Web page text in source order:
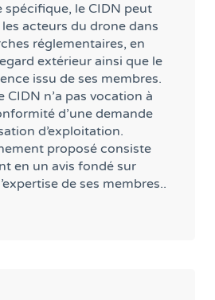
spécifique, le CIDN peut
acteurs du drone dans
réglementaires, en
extérieur ainsi que le
issu de ses membres.
CIDN n’a pas vocation à
d’une demande
d’exploitation.
proposé consiste
en un avis fondé sur
de ses membres..